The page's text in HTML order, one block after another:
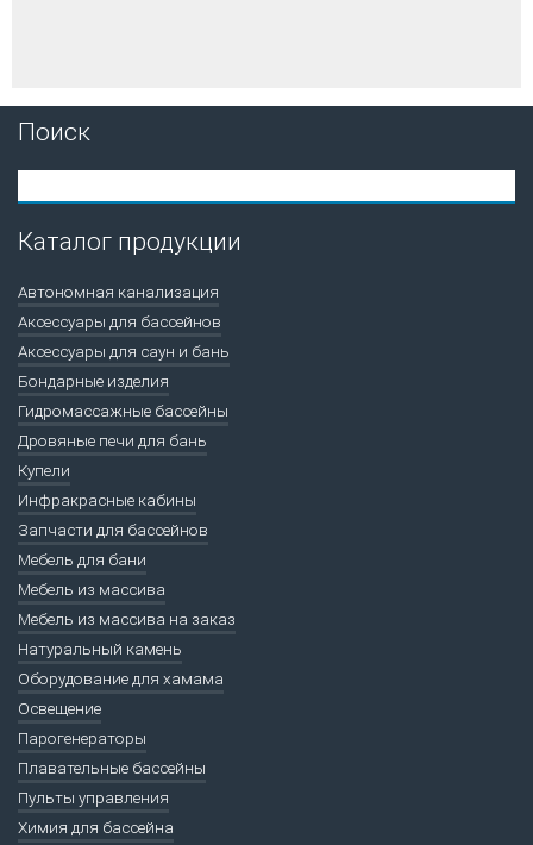
Поиск
Каталог продукции
Автономная канализация
Аксессуары для бассейнов
Аксессуары для саун и бань
Бондарные изделия
Гидромассажные бассейны
Дровяные печи для бань
Купели
Инфракрасные кабины
Запчасти для бассейнов
Мебель для бани
Мебель из массива
Мебель из массива на заказ
Натуральный камень
Оборудование для хамама
Освещение
Парогенераторы
Плавательные бассейны
Пульты управления
Химия для бассейна